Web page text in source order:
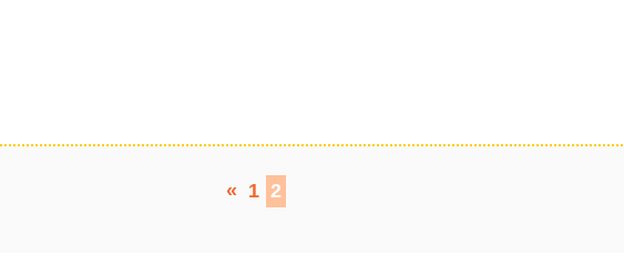
« 1 2